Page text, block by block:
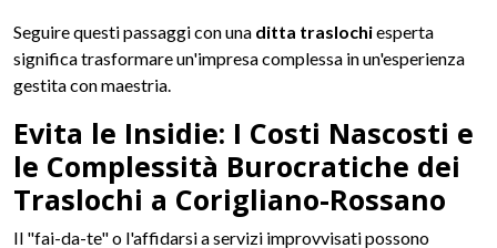
Seguire questi passaggi con una ditta traslochiesperta
significa trasformare un'impresa complessa in un'esperienza
gestita con maestria.
Evita le Insidie: I Costi Nascosti e
le Complessità Burocratiche dei
Traslochi a Corigliano-Rossano
Il "fai-da-te" o l'affidarsi a servizi improvvisati possono